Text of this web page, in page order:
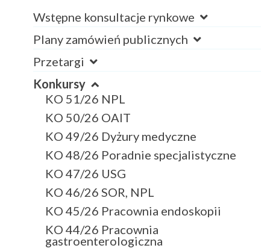
Wstępne konsultacje rynkowe
Plany zamówień publicznych
Przetargi
Konkursy
KO 51/26 NPL
KO 50/26 OAIT
KO 49/26 Dyżury medyczne
KO 48/26 Poradnie specjalistyczne
KO 47/26 USG
KO 46/26 SOR, NPL
KO 45/26 Pracownia endoskopii
KO 44/26 Pracownia
gastroenterologiczna